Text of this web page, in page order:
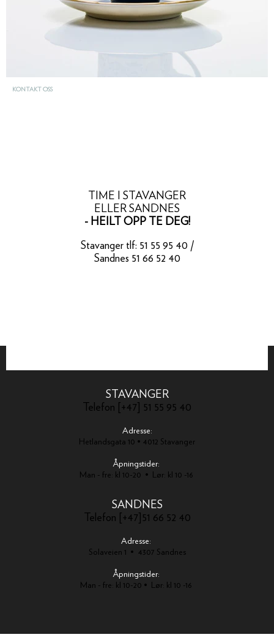
KONTAKT OSS
TIME I STAVANGER
ELLER SANDNES
- HEILT OPP TE DEG!
Stavanger tlf: 51 55 95 40 /
Sandnes 51 66 52 40
STAVANGER
Telefon [+47] 51 55 95 40
Adresse:
Hetlandsgata 10 • 4012 Stavanger
Åpningstider:
Man - fre: kl 10-20 • Lør: kl 10 -16
SANDNES
Telefon [+47]51 66 52 40
Adresse:
Solaveien 1 • 4307 Sandnes
Åpningstider:
Man - fre: kl 10-20 • Lør: kl 10 -16